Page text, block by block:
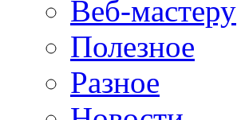
Веб-мастеру
Полезное
Разное